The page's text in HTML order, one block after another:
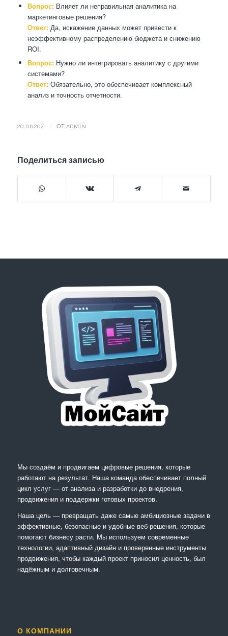
Вопрос:Влияет ли неправильная аналитика на
маркетинговые решения?
Ответ:Да, искажение данных может привести к
неэффективному распределению бюджета и снижению
ROI.
Вопрос:Нужно ли интегрировать аналитику с другими
системами?
Ответ:Обязательно, это обеспечивает комплексный
анализ и точность отчетности.
20.06.2021 ОТ ADMIN
Поделиться записью
Мы создаём и продвигаем цифровые решения, которые
работают на результат. Наша команда обеспечивает полный
цикл услуг — от анализа и разработки до внедрения,
продвижения и поддержки готовых проектов.
Наша цель — превращать даже самые амбициозные задачи в
эффективные, безопасные и удобные веб-решения, которые
помогают бизнесу расти. Мы используем современные
технологии, адаптивный дизайн и проверенные инструменты
продвижения, чтобы каждый проект приносил ценность, был
надёжным и долговечным.
О КОМПАНИИ